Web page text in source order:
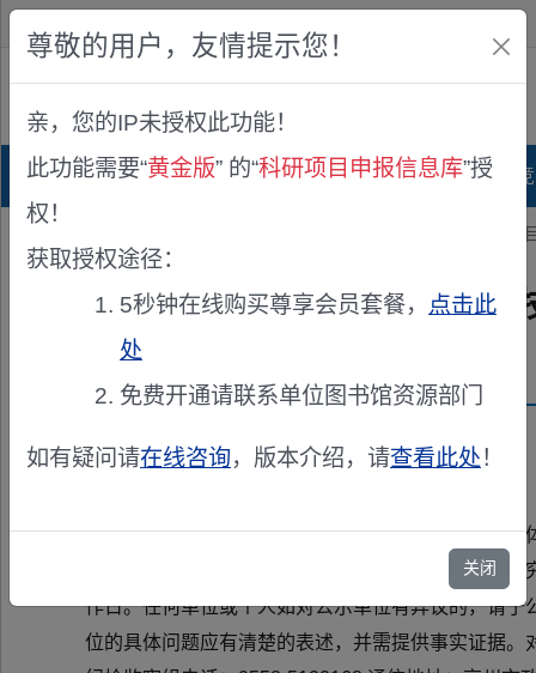
公众版
首页 科研项目库 项目指南库 奖项
> 关于2025-2026年度亳州市科技计划项
关于2025-2026年度亳州市
发布机构：
根据《亳州市人民政府关于印发亳州市支持
组织申报、形式审查、专家评审、现场考察、会议
作日。任何单位或个人如对公示单位有异议的，请
位的具体问题应有清楚的表述，并需提供事实证据
尊敬的用户，友情提示您！
亲，您的IP未授权此功能！
此功能需要“黄金版” 的“科研项目申报信息库”授
权！
获取授权途径：
5秒钟在线购买尊享会员套餐， 点击此
处
免费开通请联系单位图书馆资源部门
如有疑问请在线咨询，版本介绍，请查看此处！
关闭